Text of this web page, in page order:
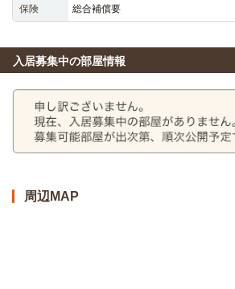
保険 総合補償要
入居募集中の部屋情報
周辺MAP